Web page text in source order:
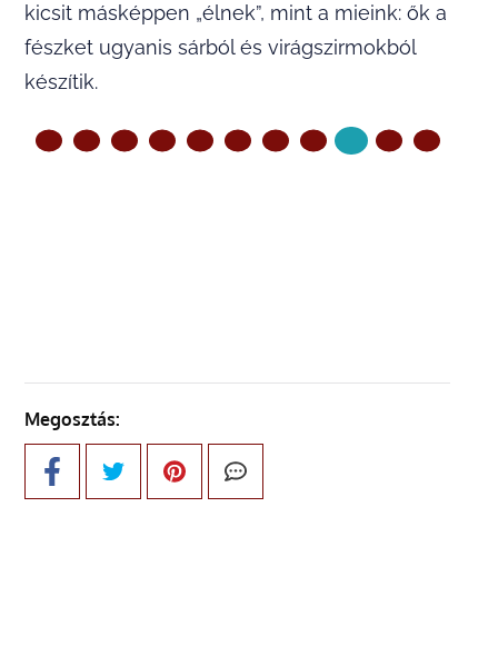
kicsit másképpen „élnek”, mint a mieink: ők a
fészket ugyanis sárból és virágszirmokból
készítik.
Megosztás: